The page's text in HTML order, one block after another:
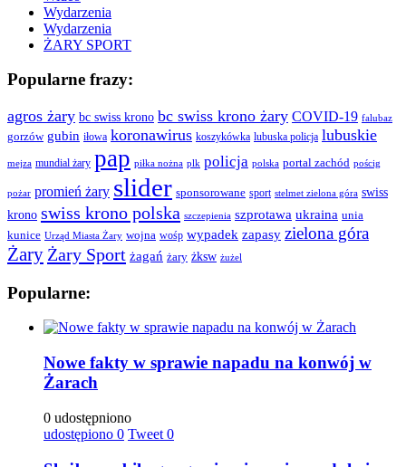
Wydarzenia
Wydarzenia
ŻARY SPORT
Popularne frazy:
agros żary bc swiss krono bc swiss krono żary COVID-19 falubaz
gorzów gubin iłowa koronawirus koszykówka lubuska policja lubuskie
mejza mundial żary pap piłka nożna plk policja polska portal zachód pościg
pożar promień żary slider sponsorowane sport stelmet zielona góra swiss
krono swiss krono polska szczepienia szprotawa ukraina unia
kunice Urząd Miasta Żary wojna wośp wypadek zapasy zielona góra
Żary Żary Sport żagań żary żksw żużel
Popularne:
Nowe fakty w sprawie napadu na konwój w
Żarach
0 udostępniono
udostępiono 0 Tweet 0